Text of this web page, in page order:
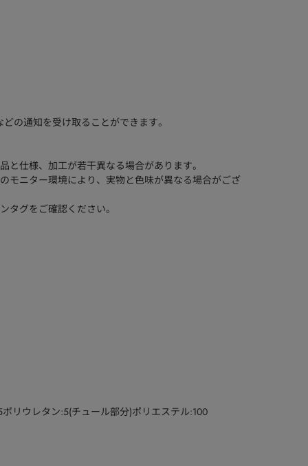
の通知を受け取ることができます。
仕様、加工が若干異なる場合があります。
モニター環境により、実物と色味が異なる場合がござ
グをご確認ください。
リウレタン:5(チュール部分)ポリエステル:100